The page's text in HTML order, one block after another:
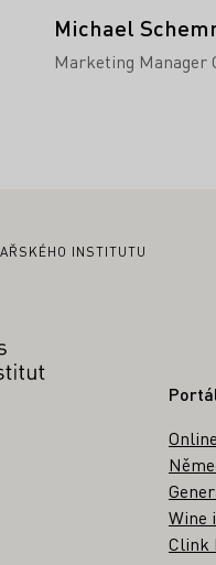
Michael
Marketing Manager
INSTITUTU
Wine
Clink